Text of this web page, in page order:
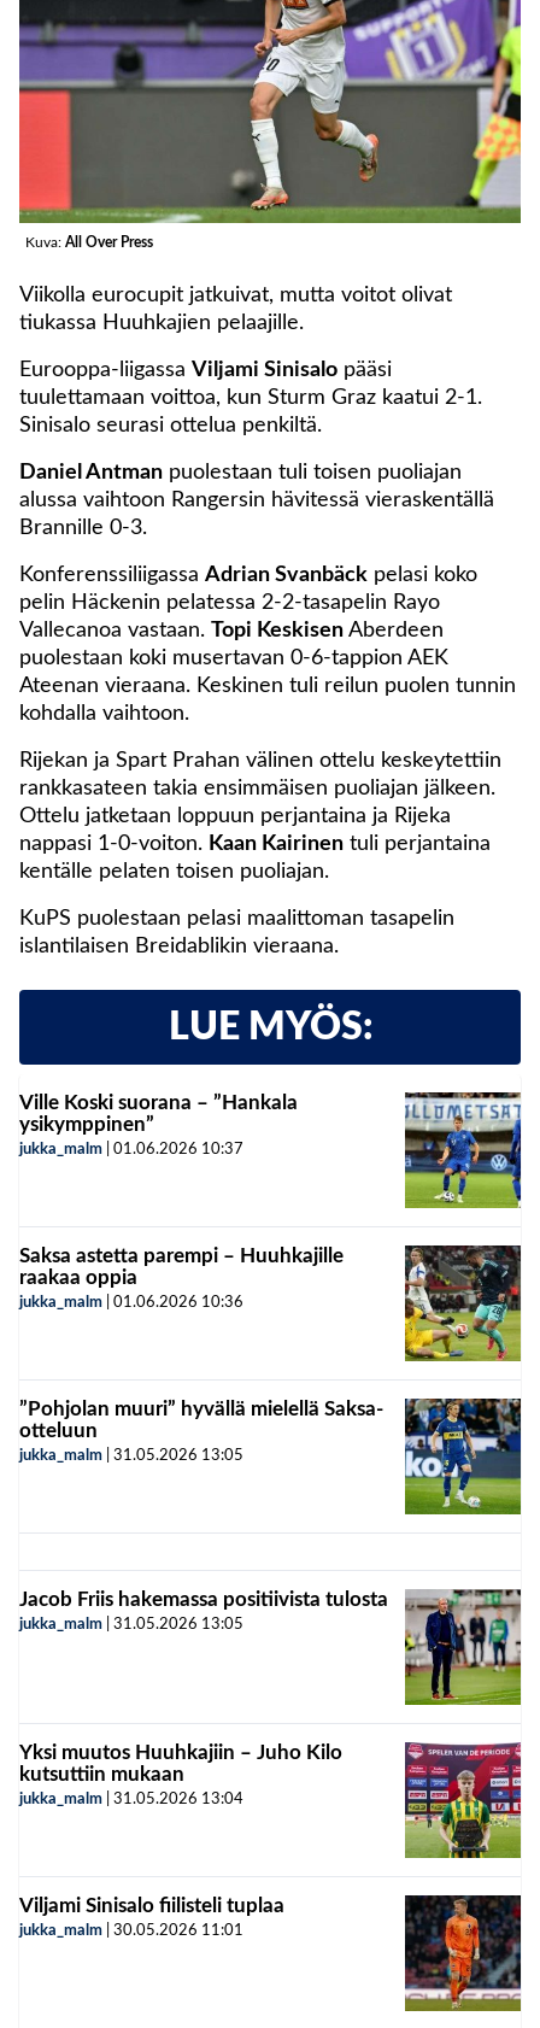
Kuva: All Over Press
Viikolla eurocupit jatkuivat, mutta voitot olivat
tiukassa Huuhkajien pelaajille.
Eurooppa-liigassa Viljami Sinisalo pääsi
tuulettamaan voittoa, kun Sturm Graz kaatui 2-1.
Sinisalo seurasi ottelua penkiltä.
Daniel Antman puolestaan tuli toisen puoliajan
alussa vaihtoon Rangersin hävitessä vieraskentällä
Brannille 0-3.
Konferenssiliigassa Adrian Svanbäck pelasi koko
pelin Häckenin pelatessa 2-2-tasapelin Rayo
Vallecanoa vastaan. Topi Keskisen Aberdeen
puolestaan koki musertavan 0-6-tappion AEK
Ateenan vieraana. Keskinen tuli reilun puolen tunnin
kohdalla vaihtoon.
Rijekan ja Spart Prahan välinen ottelu keskeytettiin
rankkasateen takia ensimmäisen puoliajan jälkeen.
Ottelu jatketaan loppuun perjantaina ja Rijeka
nappasi 1-0-voiton. Kaan Kairinen tuli perjantaina
kentälle pelaten toisen puoliajan.
KuPS puolestaan pelasi maalittoman tasapelin
islantilaisen Breidablikin vieraana.
LUE MYÖS:
Ville Koski suorana – ”Hankala
ysikymppinen”
jukka_malm 01.06.2026 10:37
Saksa astetta parempi – Huuhkajille
raakaa oppia
jukka_malm 01.06.2026 10:36
”Pohjolan muuri” hyvällä mielellä Saksa-
otteluun
jukka_malm 31.05.2026 13:05
Jacob Friis hakemassa positiivista tulosta
jukka_malm 31.05.2026 13:05
Yksi muutos Huuhkajiin – Juho Kilo
kutsuttiin mukaan
jukka_malm 31.05.2026 13:04
Viljami Sinisalo fiilisteli tuplaa
jukka_malm 30.05.2026 11:01